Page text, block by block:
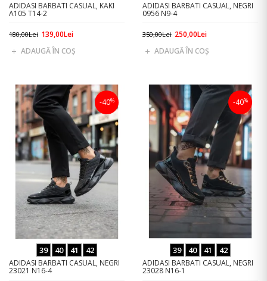
ADIDASI BARBATI CASUAL, KAKI
A105 T14-2
180,00Lei 139,00Lei
ADAUGĂ ÎN COŞ
ADIDASI BARBATI CASUAL, NEGRI
0956 N9-4
350,00Lei 250,00Lei
ADAUGĂ ÎN COŞ
-40%
39 40 41 42
ADIDASI BARBATI CASUAL, NEGRI
23021 N16-4
-40%
39 40 41 42
ADIDASI BARBATI CASUAL, NEGRI
23028 N16-1